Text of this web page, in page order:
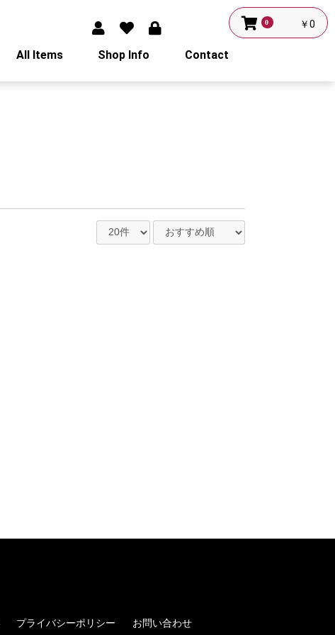
0 ￥0
All Items Shop Info Contact
プライバシーポリシー お問い合わせ